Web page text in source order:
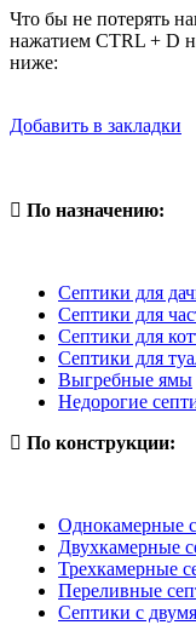
Что бы не потерять
нажатием CTRL + D
ниже:
Добавить в закладки
По назначению:
Септики для
Септики для
Септики для
Септики для
Выгребные ямы
Недорогие
По конструкции:
Однокамерные
Двухкамерные
Трехкамерные
Переливные
Септики с